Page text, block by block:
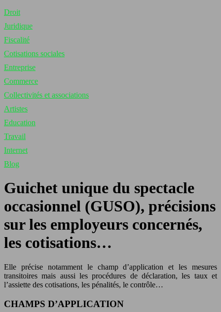
Droit
Juridique
Fiscalité
Cotisations sociales
Entreprise
Commerce
Collectivités et associations
Artistes
Education
Travail
Internet
Blog
Guichet unique du spectacle
occasionnel (GUSO), précisions
sur les employeurs concernés,
les cotisations…
Elle précise notamment le champ d’application et les mesures
transitoires mais aussi les procédures de déclaration, les taux et
l’assiette des cotisations, les pénalités, le contrôle…
CHAMPS D’APPLICATION